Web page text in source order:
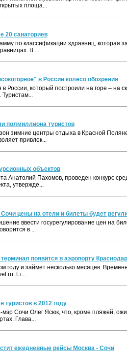
площа...
20 санаториев
по классификации здравниц, которая
В ...
в России колесо обозрения
России, который построили на горе – на
полмиллиона туристов
зимние центры отдыха в Красной
привлек...
объектов
Анатолий Пахомов, проведен конкурс
утвержде...
цены на отели и билеты будет
ввести госурегулирование цен на
в ...
появится в аэропорту
году и займет несколько месяцев.
Ег...
туристов в 2012 году
Сочи Олег Ясюк, что, кроме пляжей,
Глава...
ежедневные рейсы Москва - Сочи